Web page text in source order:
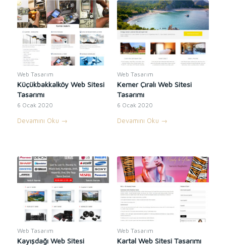
Web Tasarım
Küçükbakkalköy Web Sitesi
Tasarımı
6 Ocak 2020
Devamını Oku →
Web Tasarım
Kemer Çıralı Web Sitesi
Tasarımı
6 Ocak 2020
Devamını Oku →
Web Tasarım
Kayışdağı Web Sitesi
Web Tasarım
Kartal Web Sitesi Tasarımı